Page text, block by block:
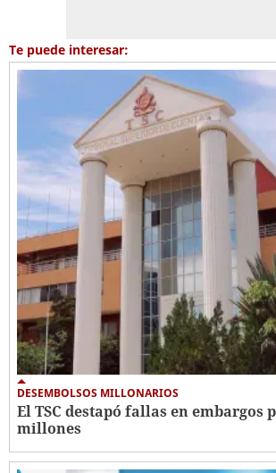
Te puede interesar:
DESEMBOLSOS MILLONARIOS
El TSC destapó fallas en embargos
millones